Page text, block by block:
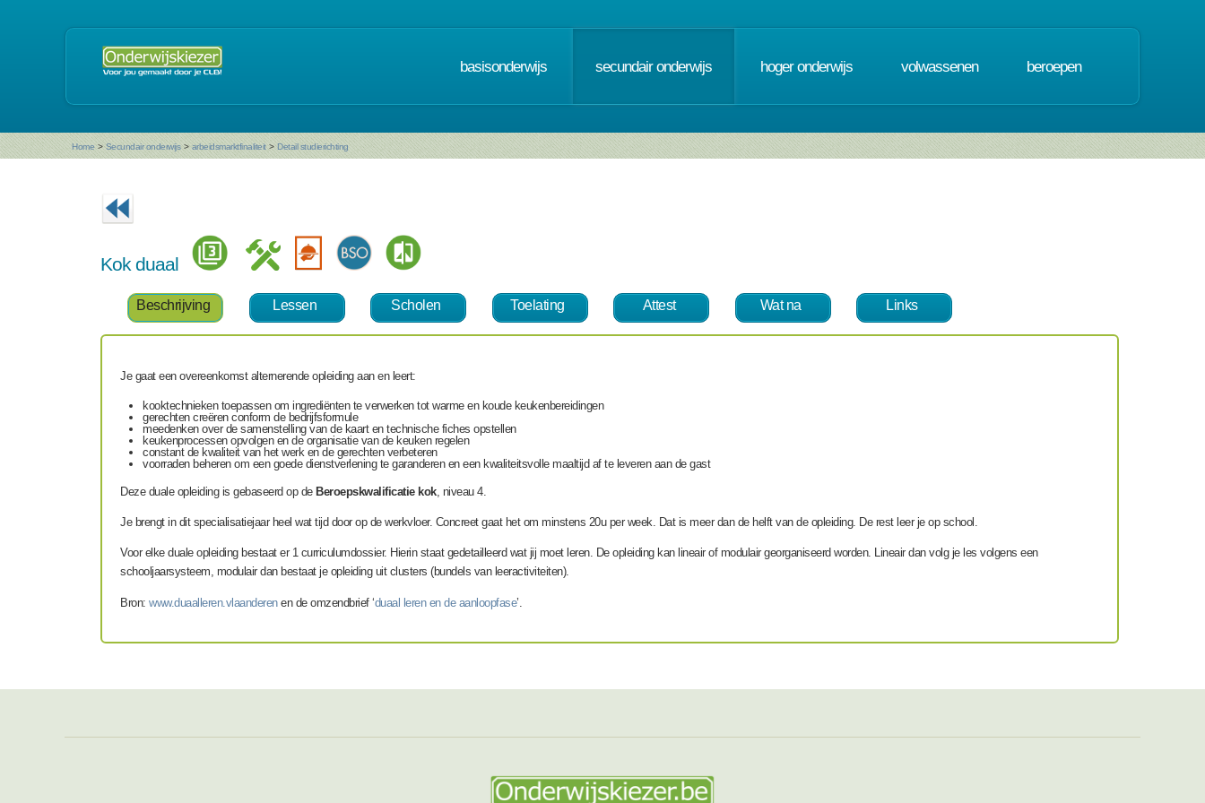
basisonderwijs secundair onderwijs hoger onderwijs volwassenen beroepen
Home > Secundair onderwijs > arbeidsmarktfinaliteit > Detail studierichting
Kok duaal
Beschrijving Lessen Scholen Toelating Attest Wat na Links
Je gaat een overeenkomst alternerende opleiding aan en leert:
kooktechnieken toepassen om ingrediënten te verwerken tot warme en koude keukenbereidingen
gerechten creëren conform de bedrijfsformule
meedenken over de samenstelling van de kaart en technische fiches opstellen
keukenprocessen opvolgen en de organisatie van de keuken regelen
constant de kwaliteit van het werk en de gerechten verbeteren
voorraden beheren om een goede dienstverlening te garanderen en een kwaliteitsvolle maaltijd af te leveren aan de gast
Deze duale opleiding is gebaseerd op de Beroepskwalificatie kok, niveau 4.
Je brengt in dit specialisatiejaar heel wat tijd door op de werkvloer. Concreet gaat het om minstens 20u per week. Dat is meer dan de helft van de opleiding. De rest leer je op school.
Voor elke duale opleiding bestaat er 1 curriculumdossier. Hierin staat gedetailleerd wat jij moet leren. De opleiding kan lineair of modulair georganiseerd worden. Lineair dan volg je les volgens een
schooljaarsysteem, modulair dan bestaat je opleiding uit clusters (bundels van leeractiviteiten).
Bron: www.duaalleren.vlaanderenen de omzendbrief ‘duaal leren en de aanloopfase’.